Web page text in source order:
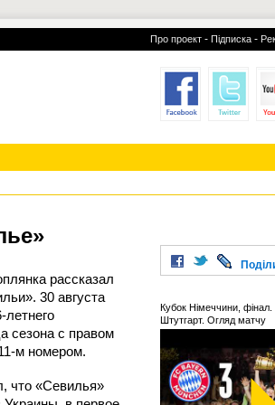
Про проект - Підписка -
УСІ
рассказал
30 августа
сезона с правом
м номером.
что «Севилья»
Кубок Німеччини, фінал.
Штутгарт. Огляд матчу